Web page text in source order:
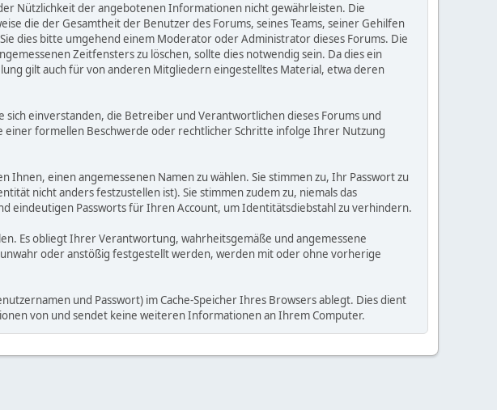
Nützlichkeit der angebotenen Informationen nicht gewährleisten. Die
die der Gesamtheit der Benutzer des Forums, seines Teams, seiner Gehilfen
dies bitte umgehend einem Moderator oder Administrator dieses Forums. Die
Zeitfensters zu löschen, sollte dies notwendig sein. Da dies ein
gilt auch für von anderen Mitgliedern eingestelltes Material, etwa deren
einverstanden, die Betreiber und Verantwortlichen dieses Forums und
einer formellen Beschwerde oder rechtlicher Schritte infolge Ihrer Nutzung
einen angemessenen Namen zu wählen. Sie stimmen zu, Ihr Passwort zu
nicht anders festzustellen ist). Sie stimmen zudem zu, niemals das
eindeutigen Passworts für Ihren Account, um Identitätsdiebstahl zu verhindern.
Es obliegt Ihrer Verantwortung, wahrheitsgemäße und angemessene
oder anstößig festgestellt werden, werden mit oder ohne vorherige
und Passwort) im Cache-Speicher Ihres Browsers ablegt. Dies dient
von und sendet keine weiteren Informationen an Ihrem Computer.